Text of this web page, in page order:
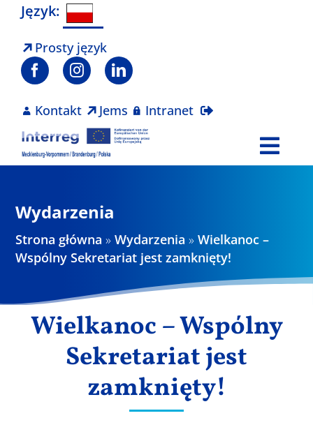
Skip
content
Język:
Prosty język
Kontakt Jems Intranet
Projekty
Wyniki
Wydarzenia
Strona główna »Wydarzenia »Wielkanoc –
Wspólny Sekretariat jest zamknięty!
Wielkanoc – Wspólny
Sekretariat jest
zamknięty!